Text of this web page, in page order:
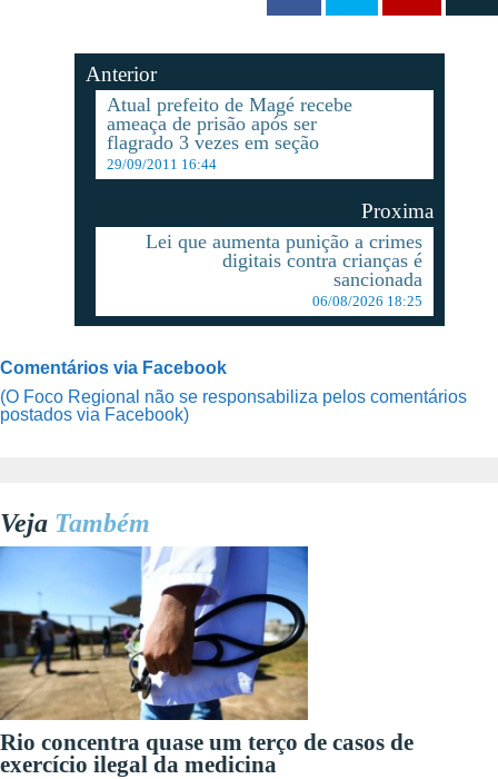
Anterior
Atual prefeito de Magé recebe
ameaça de prisão após ser
flagrado 3 vezes em seção
29/09/2011 16:44
Proxima
Lei que aumenta punição a crimes
digitais contra crianças é
sancionada
06/08/2026 18:25
Comentários via Facebook
(O Foco Regional não se responsabiliza pelos comentários
postados via Facebook)
Veja Também
Rio concentra quase um terço de casos de
exercício ilegal da medicina